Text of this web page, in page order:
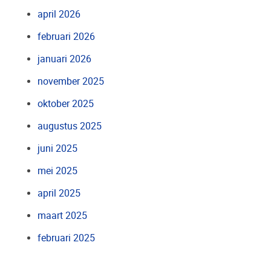
april 2026
februari 2026
januari 2026
november 2025
oktober 2025
augustus 2025
juni 2025
mei 2025
april 2025
maart 2025
februari 2025